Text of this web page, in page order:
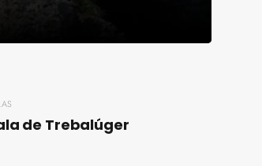
de Trebalúger